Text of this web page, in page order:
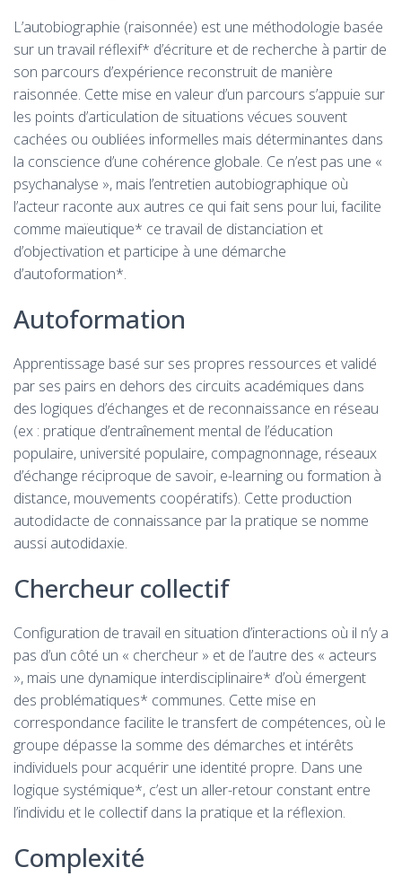
L’autobiographie (raisonnée) est une méthodologie basée
sur un travail réflexif* d’écriture et de recherche à partir de
son parcours d’expérience reconstruit de manière
raisonnée. Cette mise en valeur d’un parcours s’appuie sur
les points d’articulation de situations vécues souvent
cachées ou oubliées informelles mais déterminantes dans
la conscience d’une cohérence globale. Ce n’est pas une «
psychanalyse », mais l’entretien autobiographique où
l’acteur raconte aux autres ce qui fait sens pour lui, facilite
comme maïeutique* ce travail de distanciation et
d’objectivation et participe à une démarche
d’autoformation*.
Autoformation
Apprentissage basé sur ses propres ressources et validé
par ses pairs en dehors des circuits académiques dans
des logiques d’échanges et de reconnaissance en réseau
(ex : pratique d’entraînement mental de l’éducation
populaire, université populaire, compagnonnage, réseaux
d’échange réciproque de savoir, e-learning ou formation à
distance, mouvements coopératifs). Cette production
autodidacte de connaissance par la pratique se nomme
aussi autodidaxie.
Chercheur collectif
Configuration de travail en situation d’interactions où il n’y a
pas d’un côté un « chercheur » et de l’autre des « acteurs
», mais une dynamique interdisciplinaire* d’où émergent
des problématiques* communes. Cette mise en
correspondance facilite le transfert de compétences, où le
groupe dépasse la somme des démarches et intérêts
individuels pour acquérir une identité propre. Dans une
logique systémique*, c’est un aller-retour constant entre
l’individu et le collectif dans la pratique et la réflexion.
Complexité